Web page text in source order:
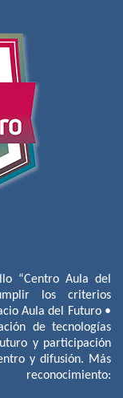
“Centro Aula del
los criterios
Aula del Futuro •
de tecnologías
y participación
y difusión. Más